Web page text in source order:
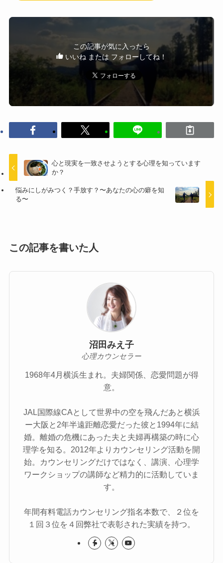
この記事が気に入ったら
いいね または フォローしてね！
心と現実を一致させようとする心理を知っています
か？
悩みにしがみつく？手放す？〜あなたの心の癖を知
る〜
この記事を書いた人
沼田みえ子
心理カウンセラー
1968年4月横浜生まれ。夫婦関係、恋愛問題が得
意。
JAL国際線CAとして世界中の空を飛んだあと横浜
ー大阪と2年半遠距離恋愛だった彼と1994年に結
婚。離婚の危機にあった夫と夫婦再構築の時に心
理学を知る。2012年よりカウンセリング活動を開
始。カウンセリングだけではなく、講演、心理学
ワークショップの講師など精力的に活動していま
す。
年間有料電話カウンセリング指名本数で、２位を
１回３位を４回弊社で表彰された実績を持つ。